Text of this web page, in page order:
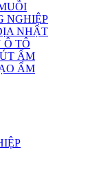
NGHIỆP
NHẬT
Ô TÔ
ẨM
ẨM